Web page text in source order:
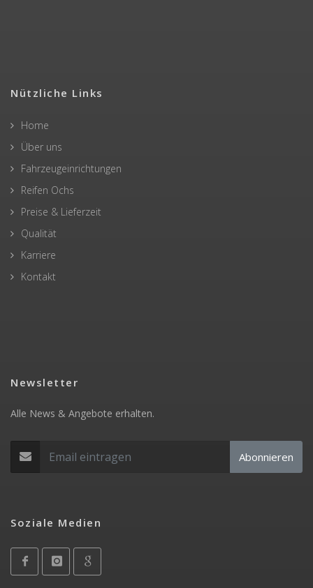
Nützliche Links
Home
Über uns
Fahrzeugeinrichtungen
Reifen Ochs
Preise & Lieferzeit
Qualität
Karriere
Kontakt
Newsletter
Alle News & Angebote erhalten.
Abonnieren
Soziale Medien